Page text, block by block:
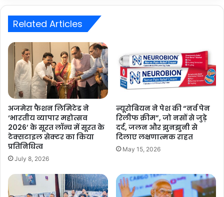
Related Articles
अजमेरा फैशन लिमिटेड ने
‘भारतीय व्यापार महोत्सव
2026’ के सूरत लॉन्च में सूरत के
टेक्सटाइल सेक्टर का किया
प्रतिनिधित्व
July 8, 2026
न्यूरोबियन ने पेश की “नर्व पेन
रिलीफ क्रीम”, जो नसों से जुड़े
दर्द, जलन और झुनझुनी से
दिलाए लक्षणात्मक राहत
May 15, 2026